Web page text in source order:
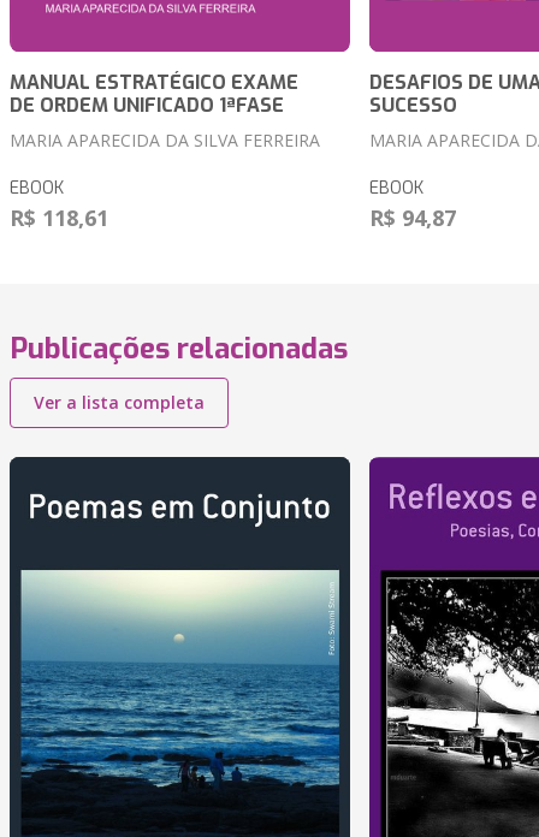
MANUAL ESTRATÉGICO EXAME
DE ORDEM UNIFICADO 1ªFASE
MARIA APARECIDA DA SILVA FERREIRA
EBOOK
R$ 118,61
DESAFIOS DE
SUCESSO
MARIA APARECIDA
EBOOK
R$ 94,87
Publicações relacionadas
Ver a lista completa